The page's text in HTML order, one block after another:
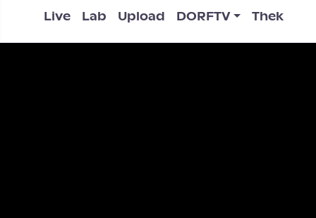
Hauptnavigation
Live Lab Upload DORFTV Thek